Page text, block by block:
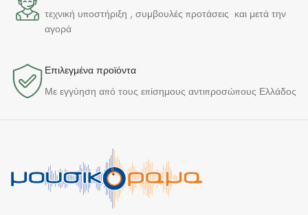
τεχνική υποστήριξη , συμβουλές προτάσεις και μετά την
αγορά
Επιλεγμένα προϊόντα​
Με εγγύηση από τους επίσημους αντιπροσώπους Ελλάδος